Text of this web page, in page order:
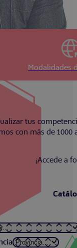
Modalidades
tus
con más de
¡Accede a